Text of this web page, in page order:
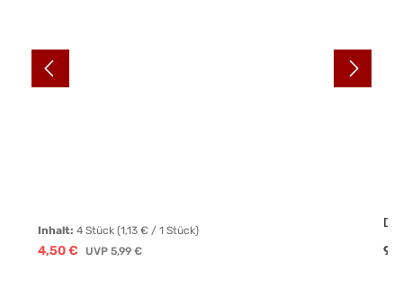
Inhalt:4 Stück(1,13 € / 1 Stück)
Verkaufspreis:
4,50 € UVPRegulärer Preis:
5,99 €